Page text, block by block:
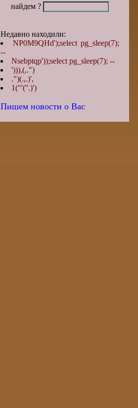
найдем ?
Недавно находили:
NP0M9QHd');select pg_sleep(7);
--
Nsebptqp'));select pg_sleep(7); --
'))),(,.")
.")(.,.)',
1("'(''.)')
Пишем новости о Вас